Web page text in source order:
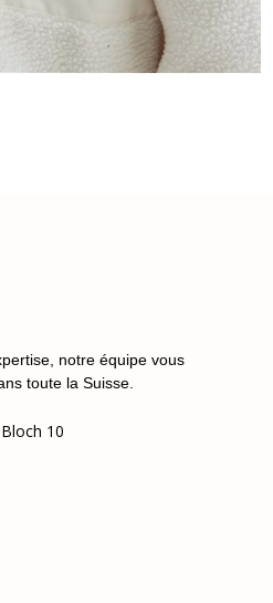
notre équipe vous
toute la Suisse.
10